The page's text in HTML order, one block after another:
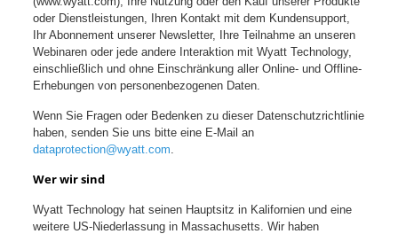
oder Dienstleistungen, Ihren Kontakt mit dem Kundensupport,
Ihr Abonnement unserer Newsletter, Ihre Teilnahme an unseren
Webinaren oder jede andere Interaktion mit Wyatt Technology,
einschließlich und ohne Einschränkung aller Online- und Offline-
Erhebungen von personenbezogenen Daten.
Wenn Sie Fragen oder Bedenken zu dieser Datenschutzrichtlinie
haben, senden Sie uns bitte eine E-Mail an
dataprotection@wyatt.com.
Wer wir sind
Wyatt Technology hat seinen Hauptsitz in Kalifornien und eine
weitere US-Niederlassung in Massachusetts. Wir haben